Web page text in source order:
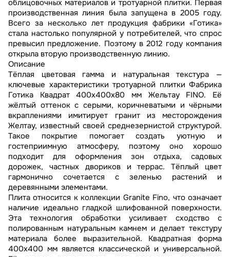
облицовочных материалов и тротуарной плитки. Первая
производственная линия была запущена в 2005 году.
Всего за несколько лет продукция фабрики «Готика»
стала настолько популярной у потребителей, что спрос
превысил предложение. Поэтому в 2012 году компания
открыла вторую производственную линию.
Описание
Тёплая цветовая гамма и натуральная текстура —
ключевые характеристики тротуарной плитки Фабрика
Готика Квадрат 400х400х80 мм Жельтау FINO. Её
жёлтый оттенок с серыми, коричневатыми и чёрными
вкраплениями имитирует гранит из месторождения
Желтау, известный своей среднезернистой структурой.
Такое покрытие помогает создать уютную и
гостеприимную атмосферу, поэтому оно хорошо
подходит для оформления зон отдыха, садовых
дорожек, частных двориков и террас. Тёплый цвет
гармонично сочетается с зеленью растений и
деревянными элементами.
Плита относится к коллекции Granite Fino, что означает
наличие идеально гладкой шлифованной поверхности.
Эта технология обработки усиливает сходство с
полированным натуральным камнем и делает текстуру
материала более выразительной. Квадратная форма
400х400 мм является классической и универсальной.